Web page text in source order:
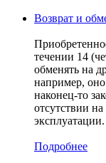
Возврат и
течении 14
обменять на
например,
наконец-то
отсутствии
эксплуатации.
Подробнее